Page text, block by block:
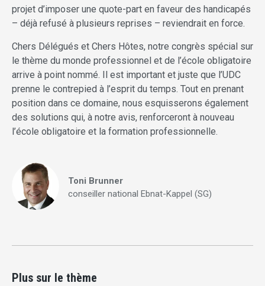
projet d’imposer une quote-part en faveur des handicapés
– déjà refusé à plusieurs reprises – reviendrait en force.
Chers Délégués et Chers Hôtes, notre congrès spécial sur
le thème du monde professionnel et de l’école obligatoire
arrive à point nommé. Il est important et juste que l’UDC
prenne le contrepied à l’esprit du temps. Tout en prenant
position dans ce domaine, nous esquisserons également
des solutions qui, à notre avis, renforceront à nouveau
l’école obligatoire et la formation professionnelle.
Toni Brunner
conseiller national Ebnat-Kappel (SG)
Plus sur le thème